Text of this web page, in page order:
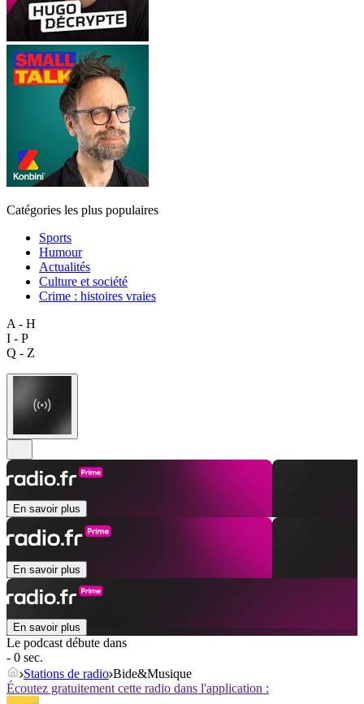
Catégories les plus populaires
Sports
Humour
Actualités
Culture et société
Crime : histoires vraies
A - H
I - P
Q - Z
En savoir plus
En savoir plus
En savoir plus
Le podcast débute dans
- 0 sec.
Stations de radio Bide&Musique
Écoutez gratuitement cette radio dans l'application :